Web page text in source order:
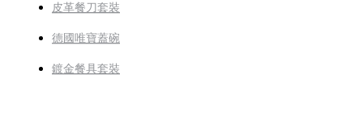
皮革餐刀套裝
德國唯寶蓋碗
鍍金餐具套裝